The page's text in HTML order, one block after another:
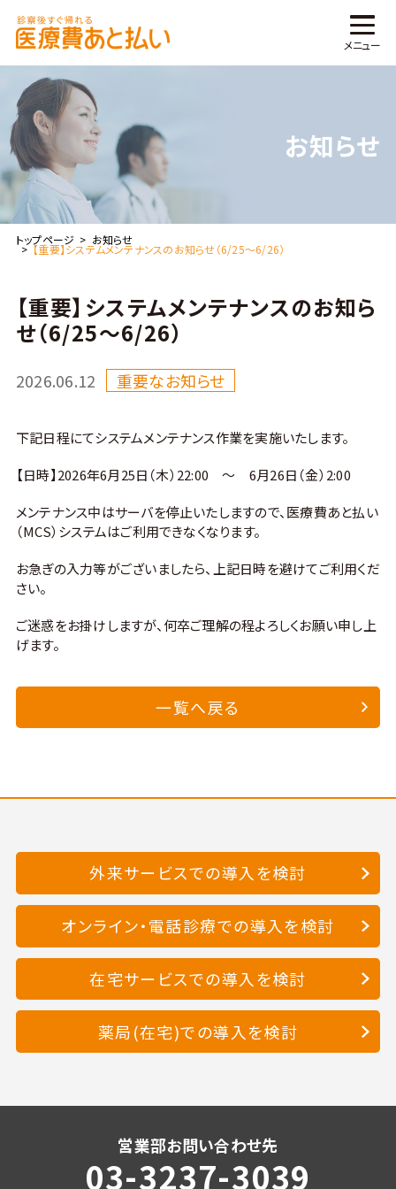
メニュー
導入事例 導入医療機関 お問い合わせ
TOP
外来向けサービス
オンライン・電話診療向けサービス
在宅向けサービス
薬局向けサービス
よくある質問
お知らせ
トップページ お知らせ
【重要】システムメンテナンスのお知らせ（6/25～6/26）
【重要】システムメンテナンスのお知ら
せ（6/25～6/26）
2026.06.12 重要なお知らせ
下記日程にてシステムメンテナンス作業を実施いたします。
【日時】2026年6月25日（木）22:00 ～ 6月26日（金）2:00
メンテナンス中はサーバを停止いたしますので、医療費あと払い
（MCS）システムはご利用できなくなります。
お急ぎの入力等がございましたら、上記日時を避けてご利用くだ
さい。
ご迷惑をお掛けしますが、何卒ご理解の程よろしくお願い申し上
げます。
一覧へ戻る
外来サービスでの導入を検討
オンライン・電話診療での導入を検討
在宅サービスでの導入を検討
薬局(在宅)での導入を検討
営業部お問い合わせ先
03-3237-3039